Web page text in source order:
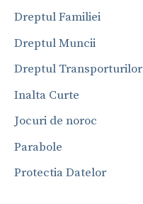
Dreptul Familiei
Dreptul Muncii
Dreptul Transporturilor
Inalta Curte
Jocuri de noroc
Parabole
Protectia Datelor